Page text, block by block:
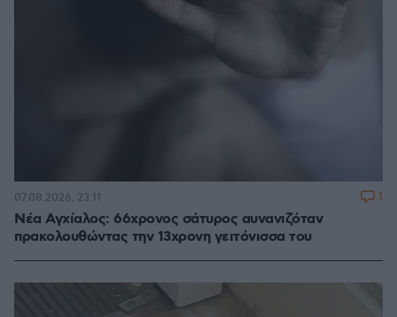
Νέα Αγχίαλος: 66χρονος σάτυρος αυνανιζόταν
πρακολουθώντας την 13χρονη γειτόνισσα του
07.08.2026, 23:11 1